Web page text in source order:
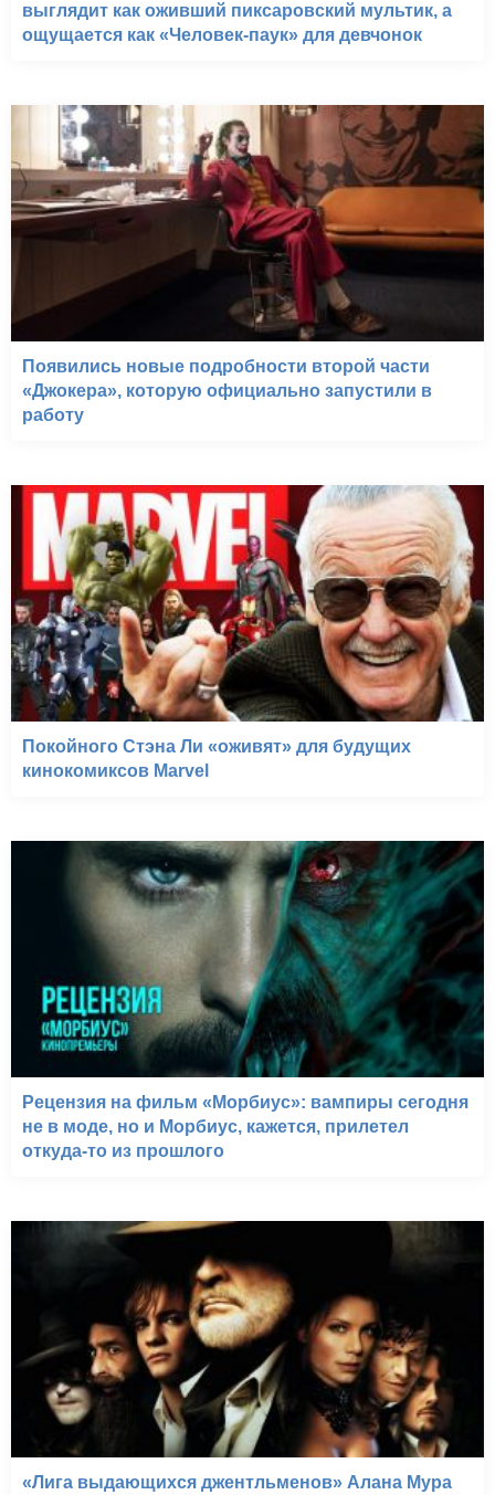
выглядит как оживший пиксаровский мультик, а
ощущается как «Человек-паук» для девчонок
Появились новые подробности второй части
«Джокера», которую официально запустили в
работу
Покойного Стэна Ли «оживят» для будущих
кинокомиксов Marvel
Рецензия на фильм «Морбиус»: вампиры сегодня
не в моде, но и Морбиус, кажется, прилетел
откуда-то из прошлого
«Лига выдающихся джентльменов» Алана Мура